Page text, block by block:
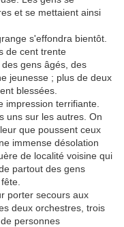
et se mettaient ainsi
s'effondra bientôt.
de cent trente
gens âgés, des
jeunesse ; plus de deux
blessées.
impression terrifiante.
uns sur les autres. On
que poussent ceux
immense désolation
de localité voisine qui
partout des gens
porter secours aux
deux orchestres, trois
personnes